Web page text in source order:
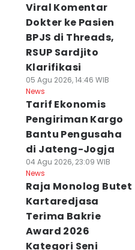
Viral Komentar
Dokter ke Pasien
BPJS di Threads,
RSUP Sardjito
Klarifikasi
05 Agu 2026, 14:46 WIB
News
Tarif Ekonomis
Pengiriman Kargo
Bantu Pengusaha
di Jateng-Jogja
04 Agu 2026, 23:09 WIB
News
Raja Monolog Butet
Kartaredjasa
Terima Bakrie
Award 2026
Kategori Seni